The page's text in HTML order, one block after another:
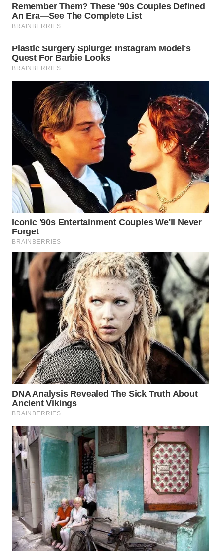
KARO
SIMALUNGUN
WN
LABUHANBATU
WN
TAPANULI
TENGAH
WN DELI
SERDANG
WN
TEBING
TINGGI
WN
WN
KARAWANG
WN
BEKASI
WN
BOGOR
WN
DEPOK
TAPANULI
UTARA
WN
SAMOSIR
WN
PADANG
LAWAS